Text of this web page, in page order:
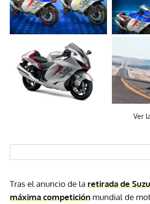
Ver
Tras el anuncio de la retirada de
máxima competición mundial de